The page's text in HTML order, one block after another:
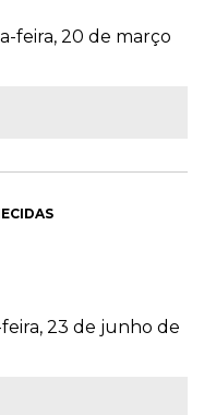
feira, 20 de março
23 de junho de